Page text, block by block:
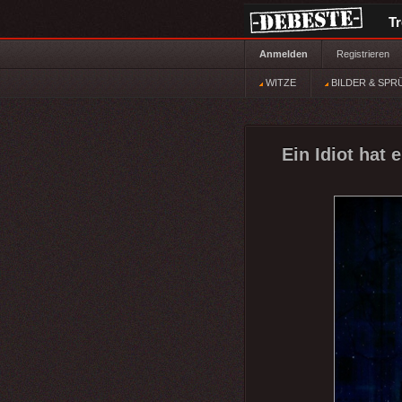
Anmelden Registrieren
WITZE BILDER &
Ein Idiot hat